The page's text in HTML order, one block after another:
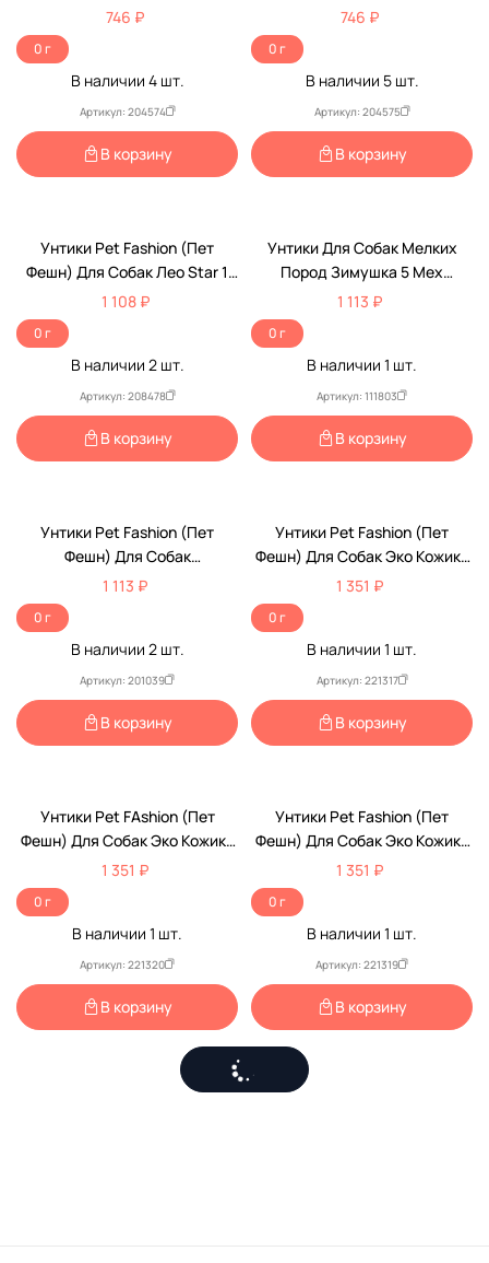
Мягкие Мех
746 ₽
0 г
В наличии 4шт.
Артикул: 204574
В корзину
Мягкие Мех
746 ₽
0 г
В наличии 5шт.
Артикул: 204575
В корзину
Унтики Pet Fashion (Пет
Фешн) Для Собак Лео Star 1
Мягкие Мех Малина
1 108 ₽
0 г
В наличии 2шт.
Артикул: 208478
В корзину
Унтики Для Собак Мелких
Пород Зимушка 5 Мех
Красный Pet Fashion (Пет
1 113 ₽
0 г
В наличии 1 шт.
Артикул: 111803
В корзину
Унтики Pet Fashion (Пет
Фешн) Для Собак
Миниатюрных Пород
Зимушка 1 Мех Синий
1 113 ₽
0 г
В наличии 2шт.
Артикул: 201039
В корзину
Унтики Pet Fashion (Пет
Фешн) Для Собак Эко Кожики
Р. 2 Красные, Каракуль/
1 351 ₽
0 г
В наличии 1 шт.
Артикул: 221317
В корзину
Унтики Pet FAshion (Пет
Фешн) Для Собак Эко Кожики
Р. 5 Красные, Каракуль/
1 351 ₽
0 г
В наличии 1 шт.
Артикул: 221320
В корзину
Унтики Pet Fashion (Пет
Фешн) Для Собак Эко Кожики
Р. 4 Красные, Каракуль/
1 351 ₽
0 г
В наличии 1 шт.
Артикул: 221319
В корзину